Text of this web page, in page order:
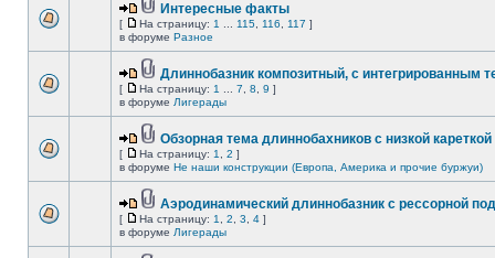
Интересные факты
[ На страницу: 1 115 116 117 ]
в форуме Разное
Длиннобазник композитный, с интегрированным
[ На страницу: 1 7 8 9 ]
в форуме Лигерады
Обзорная тема длиннобахников с низкой кареткой
[ На страницу: 1 2 ]
в форуме Не наши конструкции (Европа, Америка и прочие буржуи)
Аэродинамический длиннобазник с рессорной
[ На страницу: 1 2 3 4 ]
в форуме Лигерады